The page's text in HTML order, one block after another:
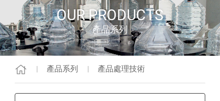
OUR PRODUCTS
產品系列
產品系列 產品處理技術